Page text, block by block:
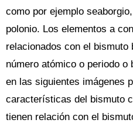
como por ejemplo
polonio. Los elementos a
relacionados con el bismuto
número atómico o periodo
en las siguientes imágenes
características del bismuto
tienen relación con el